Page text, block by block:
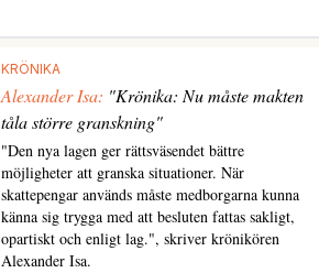
KRÖNIKA
Alexander Isa: "Krönika: Nu måste makten
tåla större granskning"
"Den nya lagen ger rättsväsendet bättre
möjligheter att granska situationer. När
skattepengar används måste medborgarna kunna
känna sig trygga med att besluten fattas sakligt,
opartiskt och enligt lag.", skriver krönikören
Alexander Isa.